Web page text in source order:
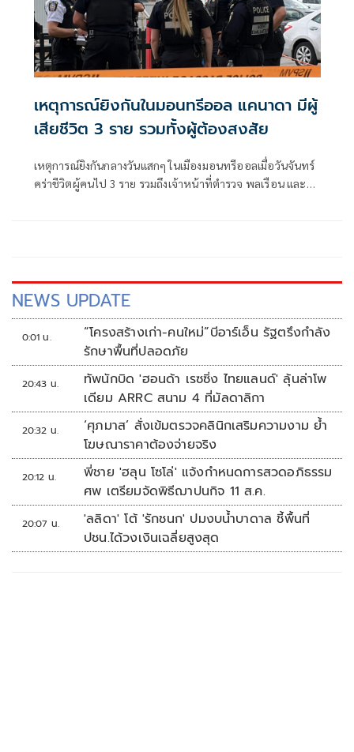
เหตุการณ์ยิงกันในมอนทรีออล แคนาดา มีผู้
เสียชีวิต 3 ราย รวมทั้งผู้ต้องสงสัย
เหตุการณ์ยิงกันกลางวันแสกๆ ในเมืองมอนทรีออลเมื่อวันจันทร์
คร่าชีวิตผู้คนไป 3 ราย รวมถึงเจ้าหน้าที่ตำรวจ พลเรือน และผู้
NEWS UPDATE
0:01 น.
“โครงสร้างเก่า-คนใหม่”บีอาร์เอ็น รัฐตรึงกำลัง
รักษาพื้นที่ปลอดภัย
20:43 น.
ทัพนักบิด 'ฮอนด้า เรซซิ่ง ไทยแลนด์' ลุ้นล่าโพ
เดียม ARRC สนาม 4 ที่มัลดาลิกา
20:32 น.
‘ศุภมาส’ สั่งเข้มตรวจคลินิกเสริมความงาม ย้ำ
โฆษณาราคาต้องจ่ายจริง
20:12 น.
พี่ชาย 'ฮลุน โซโล่' แจ้งกำหนดการสวดอภิธรรม
ศพ เตรียมจัดพิธีฌาปนกิจ 11 ส.ค.
20:07 น.
'ลลิดา' โต้ 'รักชนก' ปมงบน้ำบาดาล ชี้พื้นที่
ปชน.ได้วงเงินเฉลี่ยสูงสุด